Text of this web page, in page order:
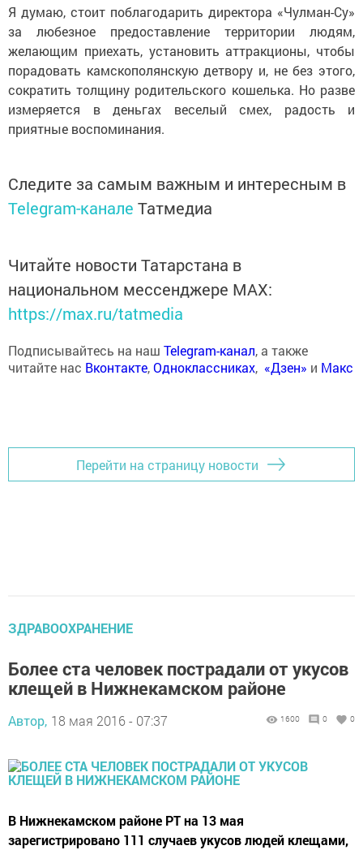
Я думаю, стоит поблагодарить директора «Чулман-Су»
за любезное предоставление территории людям,
желающим приехать, установить аттракционы, чтобы
порадовать камскополянскую детвору и, не без этого,
сократить толщину родительского кошелька. Но разве
измеряется в деньгах веселый смех, радость и
приятные воспоминания.
Следите за самым важным и интересным в
Telegram-канале Татмедиа
Читайте новости Татарстана в
национальном мессенджере MАХ:
https://max.ru/tatmedia
Подписывайтесь на наш Telegram-канал, а также
читайте нас Вконтакте,Одноклассниках, «Дзен» и Макс
Перейти на страницу новости
ЗДРАВООХРАНЕНИЕ
Более ста человек пострадали от укусов
клещей в Нижнекамском районе
Автор, 18 мая 2016 - 07:37 1600 0 0
В Нижнекамском районе РТ на 13 мая
зарегистрировано 111 случаев укусов людей клещами,